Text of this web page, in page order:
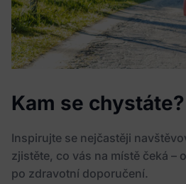
Kam se chystáte?
Inspirujte se nejčastěji
zjistěte, co vás na místě čeká –
po zdravotní doporučení.